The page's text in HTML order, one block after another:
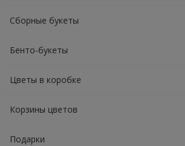
Сборные букеты
Бенто-букеты
Цветы в коробке
Корзины цветов
Подарки